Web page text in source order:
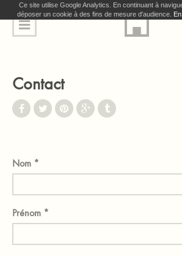
Ce site utilise Google Analytics. En continuant à
déposer un cookie à des fins de mesure d'audience.
Contact
Nom *
Prénom *